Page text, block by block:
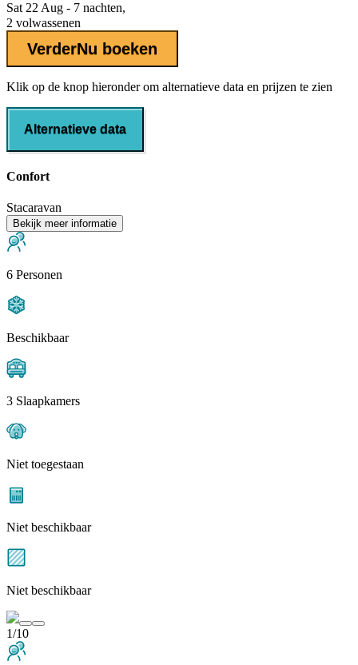
Sat 22 Aug - 7 nachten,
2 volwassenen
VerderNu boeken
Klik op de knop hieronder om alternatieve data en prijzen te zien
Alternatieve data
Confort
Stacaravan
Bekijk meer informatie
6 Personen
Beschikbaar
3 Slaapkamers
Niet toegestaan
Niet beschikbaar
Niet beschikbaar
1/10